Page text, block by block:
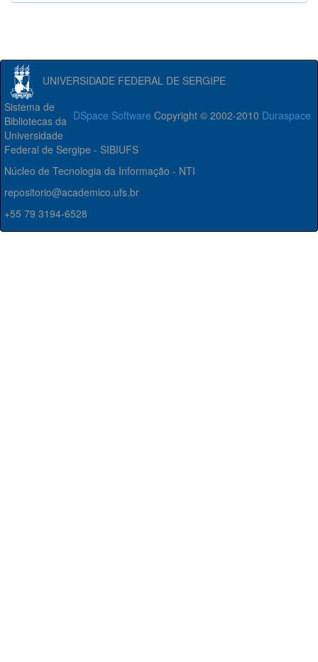
UNIVERSIDADE FEDERAL DE SERGIPE
DSpace Software Copyright © 2002-2010 Duraspace
Sistema de
Bibliotecas da
Universidade
Federal de Sergipe - SIBIUFS
Núcleo de Tecnologia da Informação - NTI
repositorio@academico.ufs.br
+55 79 3194-6528